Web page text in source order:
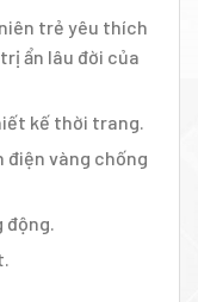
trẻ yêu thích
ẩn lâu đời của
kế thời trang.
điện vàng chống
động.